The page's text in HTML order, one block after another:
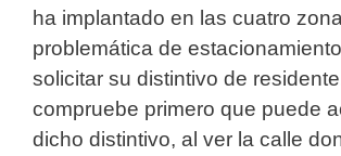
ha implantado en las cuatro
problemática de
solicitar su distintivo de
compruebe primero que puede
dicho distintivo, al ver la calle